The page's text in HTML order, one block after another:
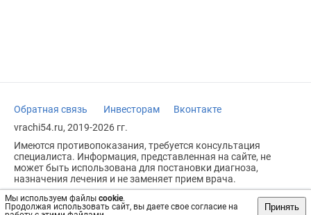
Мы используем файлы cookie.
Продолжая использовать сайт, вы даете свое согласие на
Принять
Обратная связь Инвесторам
Вконтакте
vrachi54.ru, 2019-2026 гг.
Имеются противопоказания, требуется консультация
специалиста. Информация, представленная на сайте, не
может быть использована для постановки диагноза,
назначения лечения и не заменяет прием врача.
Возрастное ограничение: 18+